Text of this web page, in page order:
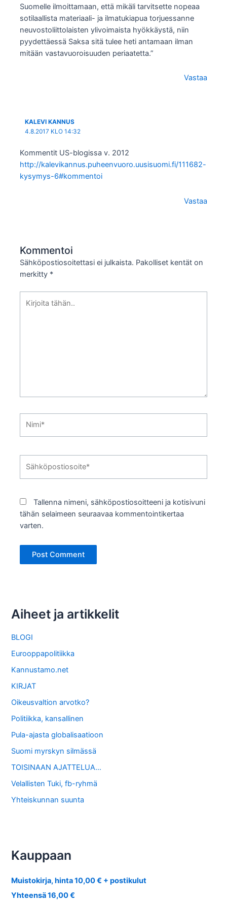
Suomelle ilmoittamaan, että mikäli tarvitsette nopeaa
sotilaallista materiaali- ja ilmatukiapua torjuessanne
neuvostoliittolaisten ylivoimaista hyökkäystä, niin
pyydettäessä Saksa sitä tulee heti antamaan ilman
mitään vastavuoroisuuden periaatetta.”
Vastaa
KALEVI KANNUS
4.8.2017 KLO 14:32
Kommentit US-blogissa v. 2012
http://kalevikannus.puheenvuoro.uusisuomi.fi/111682-
kysymys-6#kommentoi
Vastaa
Kommentoi
Sähköpostiosoitettasi ei julkaista. Pakolliset kentät on
merkitty *
tähän..
Tallenna nimeni, sähköpostiosoitteeni ja kotisivuni
tähän selaimeen seuraavaa kommentointikertaa
varten.
Aiheet ja artikkelit
BLOGI
Eurooppapolitiikka
Kannustamo.net
KIRJAT
Oikeusvaltion arvotko?
Politiikka, kansallinen
Pula-ajasta globalisaatioon
Suomi myrskyn silmässä
TOISINAAN AJATTELUA…
Velallisten Tuki, fb-ryhmä
Yhteiskunnan suunta
Kauppaan
Muistokirja, hinta 10,00 € + postikulut
Yhteensä 16,00 €